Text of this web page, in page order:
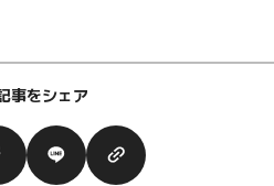
事をシェア